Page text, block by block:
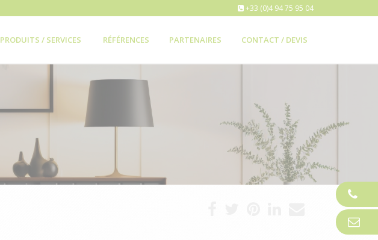
+33 (0)4 94 75 95 04
PRODUITS / SERVICES RÉFÉRENCES PARTENAIRES CONTACT / DEVIS